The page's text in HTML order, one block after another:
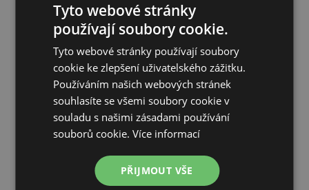
Tyto webové stránky
používají soubory cookie.
Tyto webové stránky používají soubory
cookie ke zlepšení uživatelského zážitku.
Používáním našich webových stránek
souhlasíte se všemi soubory cookie v
souladu s našimi zásadami používání
souborů cookie.Více informací
PŘIJMOUT VŠE